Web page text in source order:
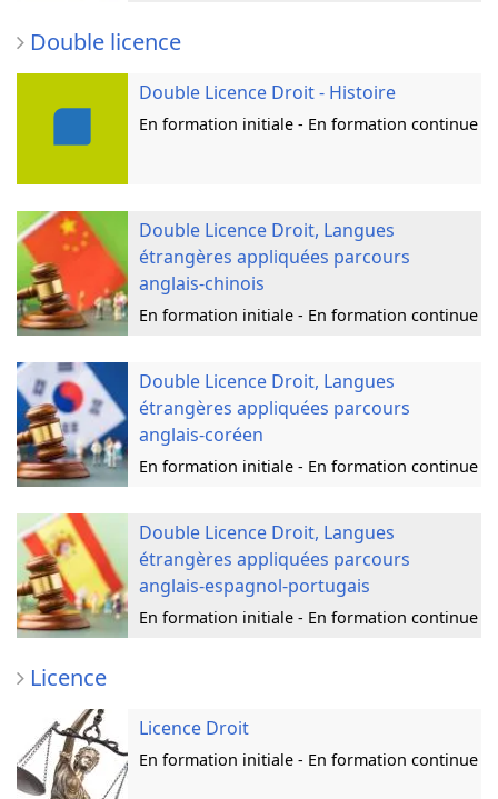
Double licence
Double Licence Droit - Histoire
En formation initiale - En formation continue
Double Licence Droit, Langues
étrangères appliquées parcours
anglais-chinois
En formation initiale - En formation continue
Double Licence Droit, Langues
étrangères appliquées parcours
anglais-coréen
En formation initiale - En formation continue
Double Licence Droit, Langues
étrangères appliquées parcours
anglais-espagnol-portugais
En formation initiale - En formation continue
Licence
Licence Droit
En formation initiale - En formation continue